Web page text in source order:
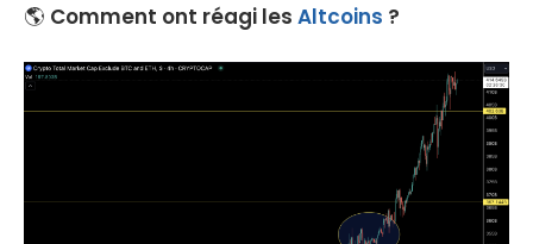
🌎 Comment ont réagi les Altcoins ?